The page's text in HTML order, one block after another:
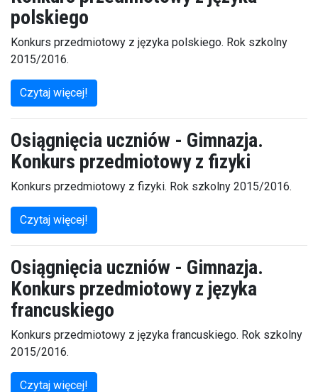
polskiego
Konkurs przedmiotowy z języka polskiego. Rok szkolny
2015/2016.
Czytaj więcej!
Osiągnięcia uczniów - Gimnazja.
Konkurs przedmiotowy z fizyki
Konkurs przedmiotowy z fizyki. Rok szkolny 2015/2016.
Czytaj więcej!
Osiągnięcia uczniów - Gimnazja.
Konkurs przedmiotowy z języka
francuskiego
Konkurs przedmiotowy z języka francuskiego. Rok szkolny
2015/2016.
Czytaj więcej!